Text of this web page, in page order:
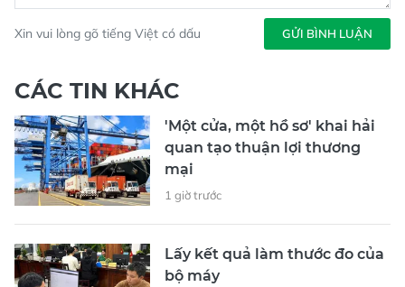
Xin vui lòng gõ tiếng Việt có dấu GỬI BÌNH LUẬN
CÁC TIN KHÁC
'Một cửa, một hồ sơ' khai hải
quan tạo thuận lợi thương
mại
1 giờ trước
Lấy kết quả làm thước đo của
bộ máy